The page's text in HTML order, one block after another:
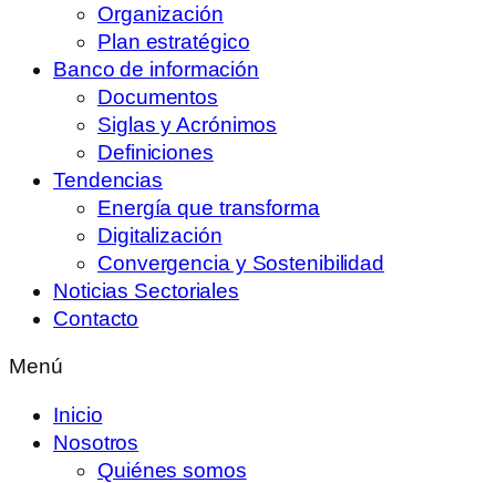
Organización
Plan estratégico
Banco de información
Documentos
Siglas y Acrónimos
Definiciones
Tendencias
Energía que transforma
Digitalización
Convergencia y Sostenibilidad
Noticias Sectoriales
Contacto
Menú
Inicio
Nosotros
Quiénes somos